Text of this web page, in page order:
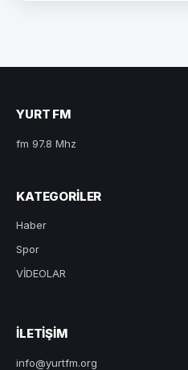
YURT FM
fm 97.8 Mhz
KATEGORILER
Haber
Spor
VİDEOLAR
ILETIŞIM
info@yurtfm.org